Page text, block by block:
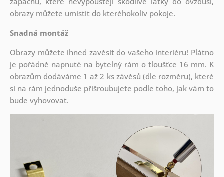
obrazy můžete umístit do kteréhokoliv pokoje.
Snadná montáž
Obrazy můžete ihned zavěsit do vašeho interiéru! Plátno
je pořádně napnuté na bytelný rám o tloušťce 16 mm. K
obrazům dodáváme 1 až 2 ks závěsů (dle rozměru), které
si na rám jednoduše přišroubujete podle toho, jak vám to
bude vyhovovat.